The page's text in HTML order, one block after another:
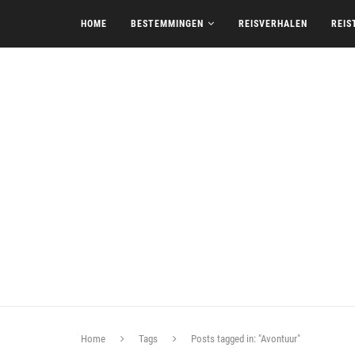
HOME BESTEMMINGEN REISVERHALEN
Home Tags Posts tagged in: "Avontuur"